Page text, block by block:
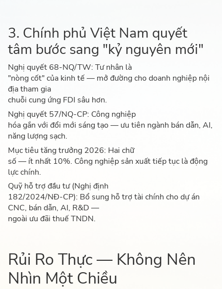
3. Chính phủ Việt Nam quyết
tâm bước sang "kỷ nguyên mới"
Nghị quyết 68-NQ/TW: Tư nhân là
"nòng cốt" của kinh tế — mở đường cho doanh nghiệp nội
địa tham gia
chuỗi cung ứng FDI sâu hơn.
Nghị quyết 57/NQ-CP: Công nghiệp
hóa gắn với đổi mới sáng tạo — ưu tiên ngành bán dẫn, AI,
năng lượng sạch.
Mục tiêu tăng trưởng 2026: Hai chữ
số — ít nhất 10%. Công nghiệp sản xuất tiếp tục là động
lực chính.
Quỹ hỗ trợ đầu tư (Nghị định
182/2024/NĐ-CP): Bổ sung hỗ trợ tài chính cho dự án
CNC, bán dẫn, AI, R&D —
ngoài ưu đãi thuế TNDN.
Rủi Ro Thực — Không Nên
Nhìn Một Chiều